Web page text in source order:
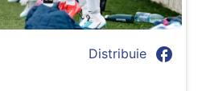
Distribuie facebook